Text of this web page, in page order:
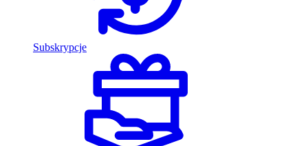
Subskrypcje